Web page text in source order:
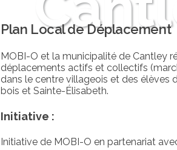
Plan Local de Déplacement
MOBI-O et la municipalité de Cantley
déplacements actifs et collectifs
dans le centre villageois et des élèves
bois et Sainte-Élisabeth.
Initiative :
Initiative de MOBI-O en partenariat